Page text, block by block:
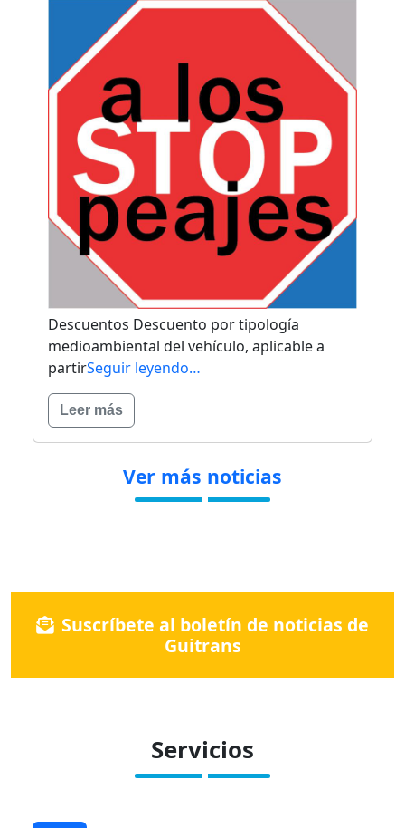
Descuentos Descuento por tipología
medioambiental del vehículo, aplicable a
partirSeguir leyendo…
Leer más
Ver más noticias
Suscríbete al boletín de noticias de
Guitrans
Servicios